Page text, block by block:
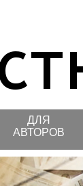
ДЛЯ
АВТОРОВ